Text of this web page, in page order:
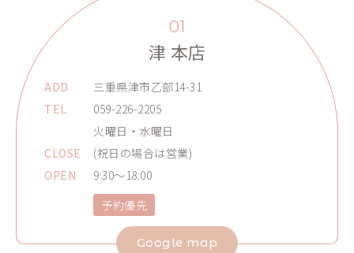
01
津 本店
ADD
三重県津市乙部14-31
TEL
059-226-2205
CLOSE
火曜日・水曜日
(祝日の場合は営業)
OPEN
9:30～18:00
予約優先
Google map